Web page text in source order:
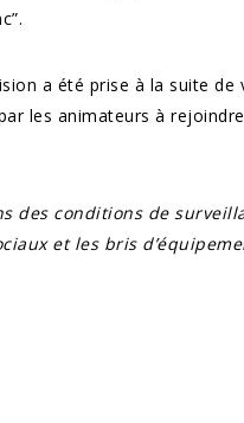
a été prise à la suite de
les animateurs à
des conditions de
et les bris